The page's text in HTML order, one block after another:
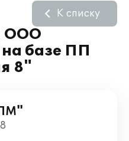
ООО
базе ПП
8"
К списку